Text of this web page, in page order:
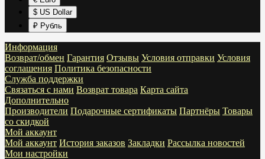
$ US Dollar
₽ Рубль
Информация
Возврат/обмен Гарантия Отзывы Условия отправки Условия
соглашения Политика безопасности
Служба поддержки
Связаться с нами Возврат товара Карта сайта
Дополнительно
Производители Подарочные сертификаты Партнёры Товары
со скидкой
Мой аккаунт
Мой аккаунт История заказов Закладки Рассылка новостей
Мои настройки